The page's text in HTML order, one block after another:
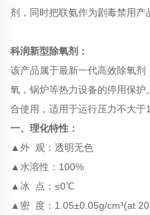
剂，同时把联氨作为剧毒禁用产
科润新型除氧剂：
该产品属于最新一代高效除氧
氧，锅炉等热力设备的停用保
合使用，适用于运行压力不大于
一、理化特性：
▲外 观：透明无色
▲水溶性：100%
▲冰 点：≤0℃
▲密 度：1.05±0.05g/cm³(at